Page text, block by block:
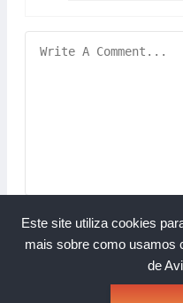
Este site utiliza cookies
mais sobre como usamos
de